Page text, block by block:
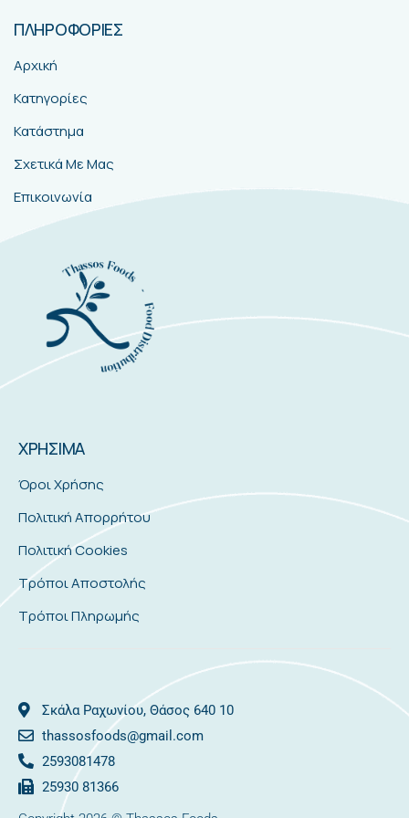
ΠΛΗΡΟΦΟΡΙΕΣ
Αρχική
Κατηγορίες
Κατάστημα
Σχετικά Με Μας
Επικοινωνία
ΧΡΗΣΙΜΑ
Όροι Χρήσης
Πολιτική Απορρήτου
Πολιτική Cookies
Τρόποι Αποστολής
Τρόποι Πληρωμής
Σκάλα Ραχωνίου, Θάσος 640 10
thassosfoods@gmail.com
2593081478
25930 81366